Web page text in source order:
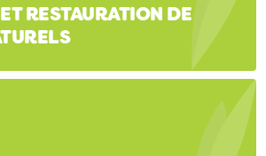
RESTAURATION DE